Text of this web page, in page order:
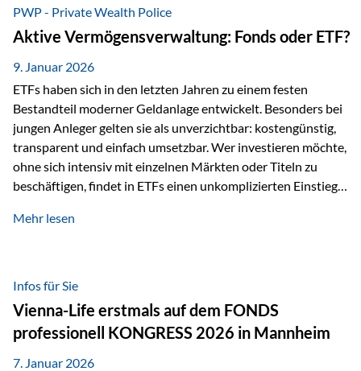
Inflationsrobustheit und Stabilisierung – eingebettet in eine
liechtensteinische Versicherungsstruktur. Die
Sicherheitsarchitektur: Liechtenstein als Strukturprinzip Die
Private Wealth Police positioniert sich mit einer dreistufigen
Sicherheitsarchitektur, die auf mehreren Ebenen ansetzt:
Stufe 1: Versicherer-Ebene • Versicherung mit…
PWP - Private Wealth Police
Aktive Vermögensverwaltung: Fonds oder ETF?
9. Januar 2026
ETFs haben sich in den letzten Jahren zu einem festen
Bestandteil moderner Geldanlage entwickelt. Besonders bei
jungen Anleger gelten sie als unverzichtbar: kostengünstig,
transparent und einfach umsetzbar. Wer investieren möchte,
ohne sich intensiv mit einzelnen Märkten oder Titeln zu
beschäftigen, findet in ETFs einen unkomplizierten Einstieg
werden häufig kritisch betrachtet. Sie gelten als teurer,
Beide Ansätze haben ihre Berechtigung und ihre Stärken
entfalten sie oft gerade in Kombination. ETFs: Effizient, breit
gestreut und klar strukturiert…
Mehr lesen
Infos für Sie
Vienna-Life erstmals auf dem FONDS
professionell KONGRESS 2026 in Mannheim
7. Januar 2026